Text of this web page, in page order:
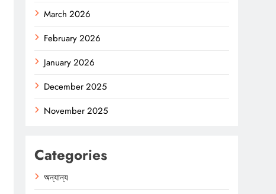
March 2026
February 2026
January 2026
December 2025
November 2025
Categories
অন্যান্য